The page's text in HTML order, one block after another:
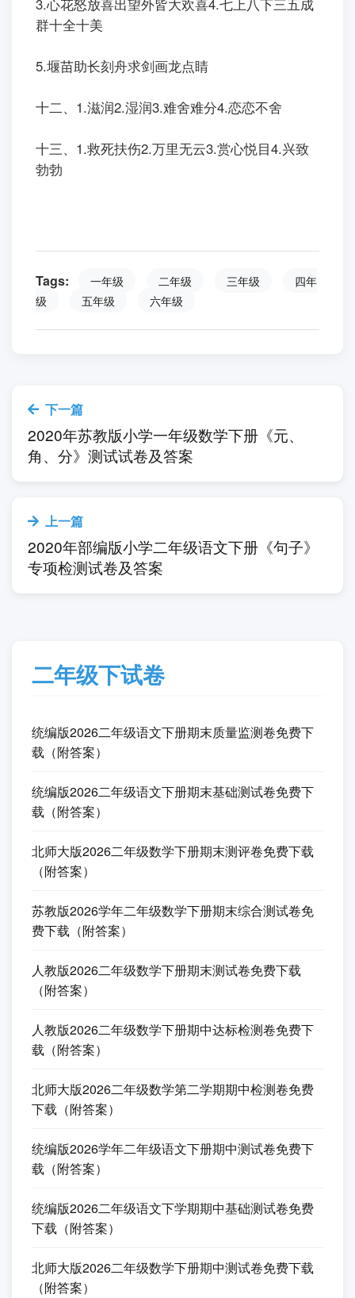
3.心花怒放喜出望外皆大欢喜4.七上八下三五成
群十全十美
5.堰苗助长刻舟求剑画龙点睛
十二、1.滋润2.湿润3.难舍难分4.恋恋不舍
十三、1.救死扶伤2.万里无云3.赏心悦目4.兴致
勃勃
Tags: 一年级 二年级 三年级
四年
级
五年级 六年级
下一篇
2020年苏教版小学一年级数学下册《元、
角、分》测试试卷及答案
上一篇
2020年部编版小学二年级语文下册《句子》
专项检测试卷及答案
二年级下试卷
统编版2026二年级语文下册期末质量监测卷免费下
载（附答案）
统编版2026二年级语文下册期末基础测试卷免费下
载（附答案）
北师大版2026二年级数学下册期末测评卷免费下载
（附答案）
苏教版2026学年二年级数学下册期末综合测试卷免
费下载（附答案）
人教版2026二年级数学下册期末测试卷免费下载
（附答案）
人教版2026二年级数学下册期中达标检测卷免费下
载（附答案）
北师大版2026二年级数学第二学期期中检测卷免费
下载（附答案）
统编版2026学年二年级语文下册期中测试卷免费下
载（附答案）
统编版2026二年级语文下学期期中基础测试卷免费
下载（附答案）
北师大版2026二年级数学下册期中测试卷免费下载
（附答案）